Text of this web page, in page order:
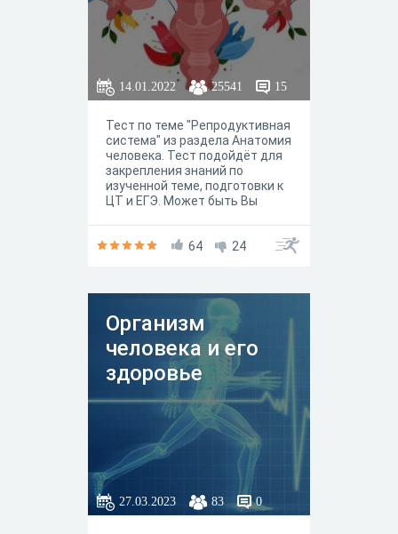
14.01.2022 25541 15
Тест по теме "Репродуктивная
система" из раздела Анатомия
человека. Тест подойдёт для
закрепления знаний по
изученной теме, подготовки к
ЦТ и ЕГЭ. Может быть Вы
64 24
Организм
человека и его
здоровье
27.03.2023 83 0